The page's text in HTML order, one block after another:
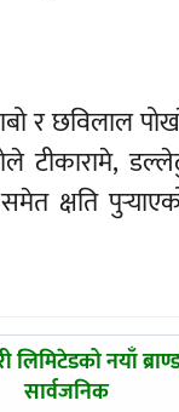
र छविलाल
टीकारामे,
क्षति
लिमिटेडको नयाँ
सार्वजनिक